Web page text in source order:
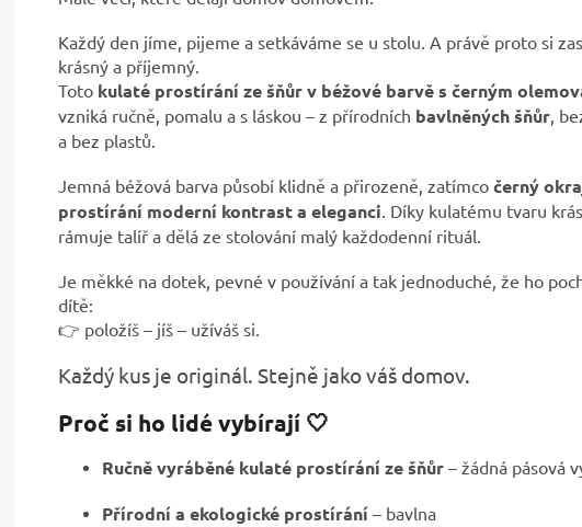
Každý den jíme, pijeme a setkáváme se u stolu. A právě proto si
krásný a příjemný.
Toto kulaté prostírání ze šňůr v béžové barvě s černým
vzniká ručně, pomalu a s láskou – z přírodních bavlněných šňůr,
a bez plastů.
Jemná béžová barva působí klidně a přirozeně, zatímco černý
prostírání moderní kontrast a eleganci. Díky kulatému tvaru
rámuje talíř a dělá ze stolování malý každodenní rituál.
Je měkké na dotek, pevné v používání a tak jednoduché, že ho
dítě:
👉 položíš – jíš – užíváš si.
Každý kus je originál. Stejně jako váš domov.
Proč si ho lidé vybírají 🤍
Ručně vyráběné kulaté prostírání ze šňůr – žádná pásová
Přírodní a ekologické prostírání – bavlna